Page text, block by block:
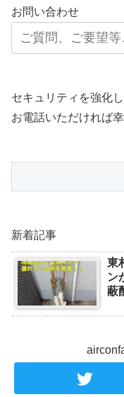
お問い合わせ
セキュリティを強化
お電話いただければ幸
新着記事
東
ン
蔽